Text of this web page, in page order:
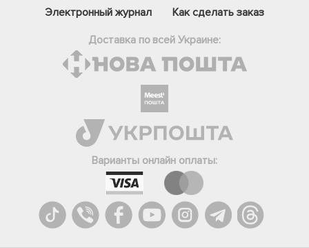
Электронный журнал
Как сделать заказ
Доставка по всей Украине:
Варианты онлайн оплаты:
Телеграм
Вайбер
Онлайн чат